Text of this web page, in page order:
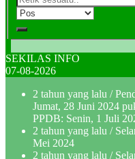
SEKILAS INFO
07-08-2026
2 tahun yang lalu /
Jumat, 28 Juni 2024
PPDB: Senin, 1 Juli
2 tahun yang lalu /
Mei 2024
2 tahun yang lalu /